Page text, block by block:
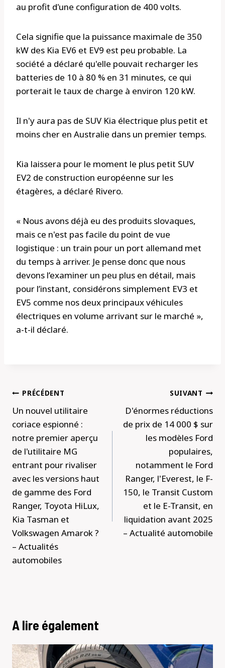
au profit d'une configuration de 400 volts.
Cela signifie que la puissance maximale de 350
kW des Kia EV6 et EV9 est peu probable. La
société a déclaré qu'elle pouvait recharger les
batteries de 10 à 80 % en 31 minutes, ce qui
porterait le taux de charge à environ 120 kW.
Il n'y aura pas de SUV Kia électrique plus petit et
moins cher en Australie dans un premier temps.
Kia laissera pour le moment le plus petit SUV
EV2 de construction européenne sur les
étagères, a déclaré Rivero.
« Nous avons déjà eu des produits slovaques,
mais ce n'est pas facile du point de vue
logistique : un train pour un port allemand met
du temps à arriver. Je pense donc que nous
devons l’examiner un peu plus en détail, mais
pour l’instant, considérons simplement EV3 et
EV5 comme nos deux principaux véhicules
électriques en volume arrivant sur le marché »,
a-t-il déclaré.
Navigation
de
l’article
PRÉCÉDENT
Un nouvel utilitaire
coriace espionné :
notre premier aperçu
de l'utilitaire MG
entrant pour rivaliser
avec les versions haut
de gamme des Ford
Ranger, Toyota HiLux,
Kia Tasman et
Volkswagen Amarok ?
– Actualités
automobiles
SUIVANT
D'énormes réductions
de prix de 14 000 $ sur
les modèles Ford
populaires,
notamment le Ford
Ranger, l'Everest, le F-
150, le Transit Custom
et le E-Transit, en
liquidation avant 2025
– Actualité automobile
A lire également